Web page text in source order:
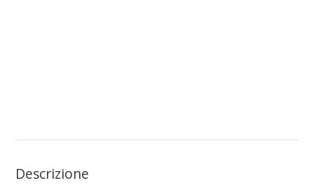
Descrizione